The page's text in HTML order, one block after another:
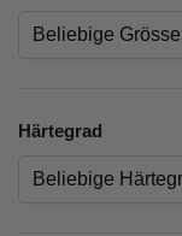
Härtegrad